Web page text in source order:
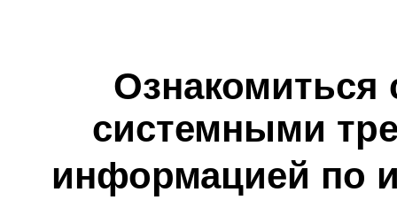
Ознакомиться
системными
информацией по